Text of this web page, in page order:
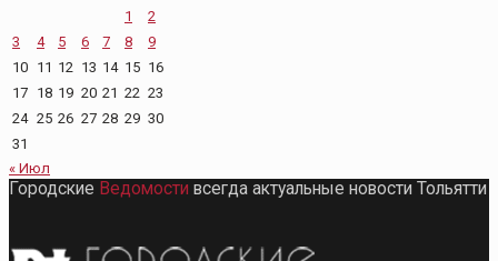
1
2
3
4 5 6 7 8
9
10 11 12 13 14 15 16
17 18 19 20 21 22 23
24 25 26 27 28 29 30
31
« Июл
Городские Ведомости всегда актуальные новости Тольятти